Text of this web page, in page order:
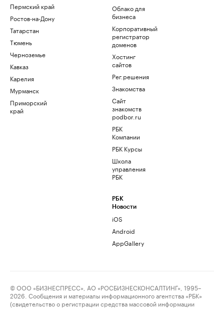
Пермский край
Ростов-на-Дону
Татарстан
Тюмень
Черноземье
Кавказ
Карелия
Мурманск
Приморский
край
Облако для
бизнеса
Корпоративный
регистратор
доменов
Хостинг
сайтов
Рег.решения
Знакомства
Сайт
знакомств
podbor.ru
РБК
Компании
РБК Курсы
Школа
управления
РБК
РБК
Новости
iOS
Android
AppGallery
© ООО «БИЗНЕСПРЕСС», АО «РОСБИЗНЕСКОНСАЛТИНГ», 1995–
2026. Сообщения и материалы информационного агентства «РБК»
(свидетельство о регистрации средства массовой информации